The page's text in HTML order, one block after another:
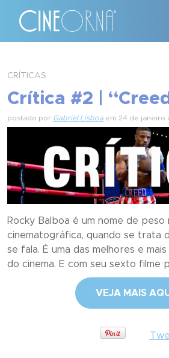
News
Quem Somos
Nossa História
CRÍTICAS
Crítica #2 |
postado por Gabriel Lisboa em 24 de janeiro
Rocky Balboa é um nome de peso
cinematográfica, quando se trata
se fala. É uma das melhores e
do cinema. E com seu sexto filme
VEJA MAIS